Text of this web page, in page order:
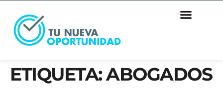
ETIQUETA:ABOGADOS